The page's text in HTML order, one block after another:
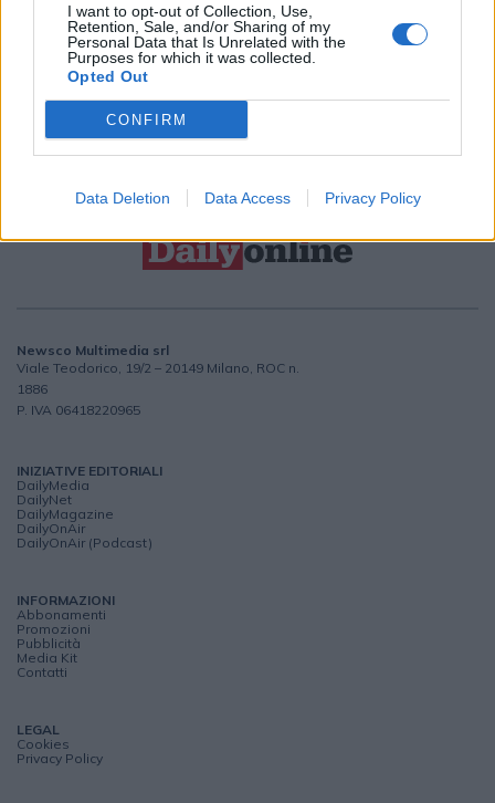
I want to opt-out of Collection, Use,
Retention, Sale, and/or Sharing of my
Personal Data that Is Unrelated with the
Purposes for which it was collected.
Opted Out
CONFIRM
Data Deletion Data Access Privacy Policy
database ad uso esclusivo interno all'azienda.
CONTATTACI
Newsco Multimedia srl
Viale Teodorico, 19/2 – 20149 Milano, ROC n.
1886
P. IVA 06418220965
INIZIATIVE EDITORIALI
DailyMedia
DailyNet
DailyMagazine
DailyOnAir
DailyOnAir (Podcast)
INFORMAZIONI
Abbonamenti
Promozioni
Pubblicità
Media Kit
Contatti
LEGAL
Cookies
Privacy Policy